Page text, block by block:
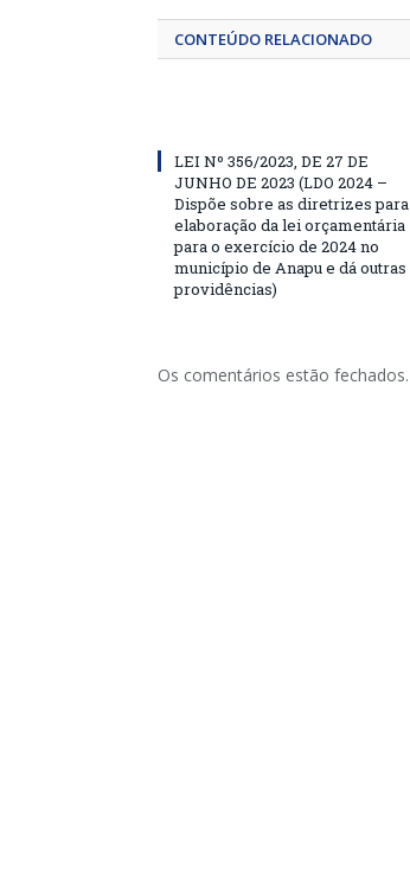
CONTEÚDO RELACIONADO
LEI Nº 356/2023, DE 27 DE
JUNHO DE 2023 (LDO 2024 –
Dispõe sobre as diretrizes para
elaboração da lei orçamentária
para o exercício de 2024 no
município de Anapu e dá outras
providências)
Os comentários estão fechados.